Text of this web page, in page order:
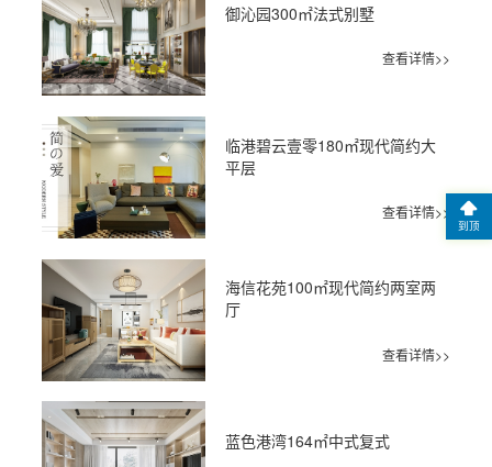
御沁园300㎡法式别墅
查看详情>>
临港碧云壹零180㎡现代简约大
平层
查看详情>>
海信花苑100㎡现代简约两室两
厅
查看详情>>
蓝色港湾164㎡中式复式
到顶